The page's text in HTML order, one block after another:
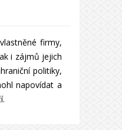
firmy,
i zájmů jejich
politiky,
napovídat a